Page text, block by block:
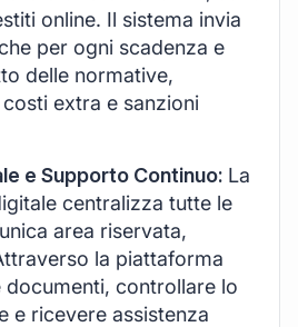
online. Il sistema invia
per ogni scadenza e
delle normative,
extra e sanzioni
e Supporto Continuo: La
centralizza tutte le
area riservata,
la piattaforma
controllare lo
e ricevere assistenza